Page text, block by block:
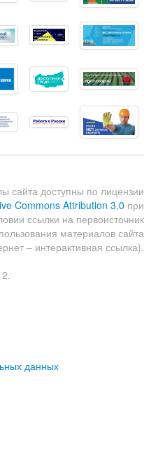
сайта доступны по лицензии
Commons Attribution 3.0 при
ссылки на первоисточник
материалов сайта
– интерактивная ссылка).
данных